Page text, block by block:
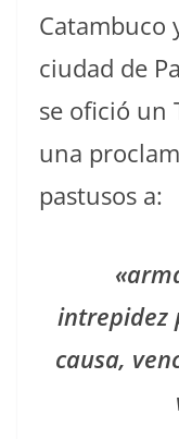
Catambuco
ciudad de
se ofició un
una
pastusos a:
intrepidez
causa,